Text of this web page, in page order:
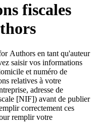
fiscales
Authors en tant qu'auteur
saisir vos informations
et numéro de
relatives à votre
adresse de
[NIF]) avant de publier
correctement ces
remplir votre